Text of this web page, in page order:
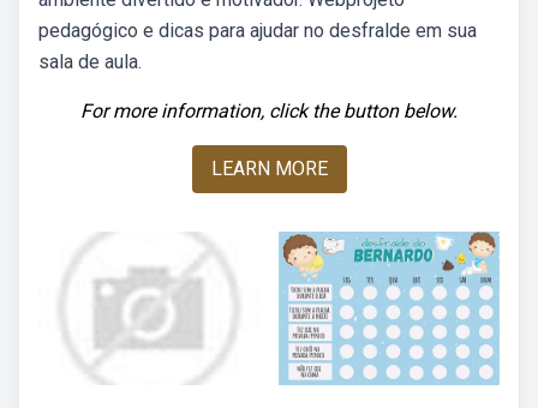
pedagógico e dicas para ajudar no desfralde em sua
sala de aula.
For more information, click the button below.
LEARN MORE